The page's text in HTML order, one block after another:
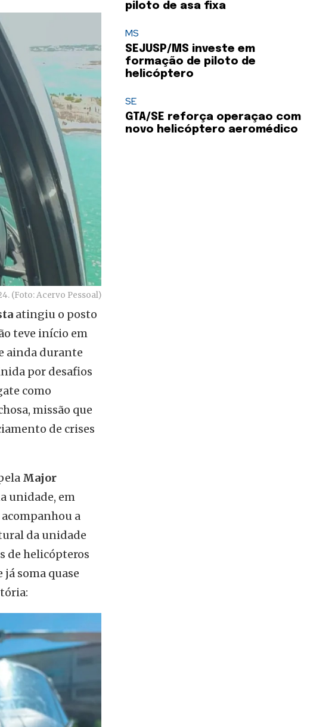
(Foto: Acervo Pessoal)
atingiu o posto
teve início em
ainda durante
por desafios
como
missão que
de crises
Major
unidade, em
acompanhou a
da unidade
de helicópteros
soma quase
piloto de asa fixa
MS
SEJUSP/MS investe em
formação de piloto de
helicóptero
SE
GTA/SE reforça operaçao com
novo helicóptero aeromédico